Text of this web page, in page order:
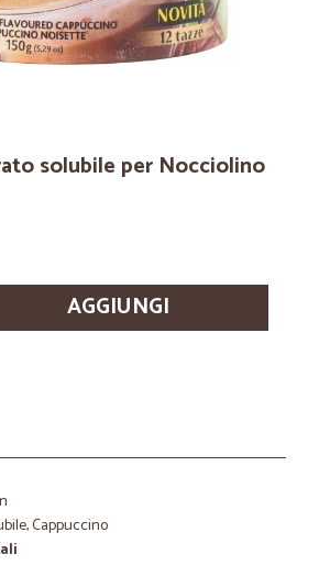
solubile per Nocciolino
AGGIUNGI
Cappuccino